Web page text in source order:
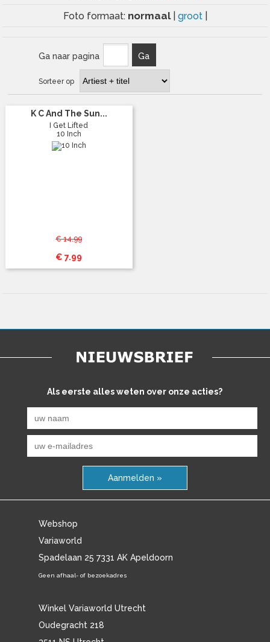
Foto formaat: normaal groot
Ga naar pagina Ga
Sorteer op
K C And The Sun...
I Get Lifted
10 Inch
€ 14.99
€ 7.99
Als eerste alles weten over onze acties?
Aanmelden »
Webshop
Variaworld
Spadelaan 25 7331 AK Apeldoorn
Geen afhaal- of bezoekadres
Winkel Variaworld Utrecht
Oudegracht 218